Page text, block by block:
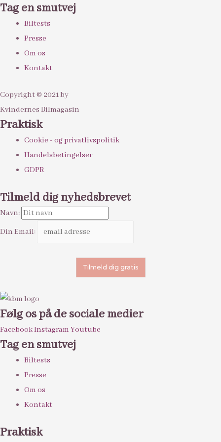
Tag en smutvej
Biltests
Presse
Om os
Kontakt
Copyright © 2021 by
Kvindernes Bilmagasin
Praktisk
Cookie - og privatlivspolitik
Handelsbetingelser
GDPR
Tilmeld dig nyhedsbrevet
Navn:
Din Email:
Følg os på de sociale medier
FacebookInstagram Youtube
Tag en smutvej
Biltests
Presse
Om os
Kontakt
Praktisk